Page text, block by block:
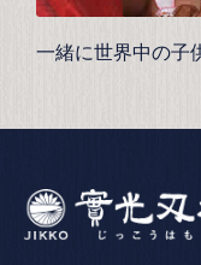
一緒に世界中の子